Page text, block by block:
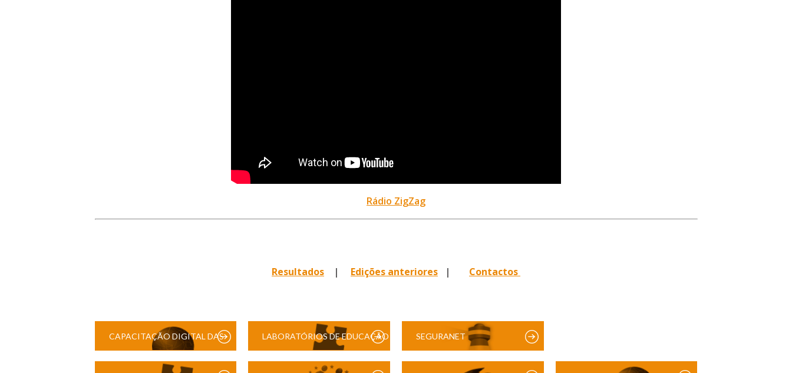
Rádio ZigZag
Resultados | Edições anteriores | Contactos
CAPACITAÇÃO DIGITAL DAS LABORATÓRIOS DE EDUCAÇÃO SEGURANET